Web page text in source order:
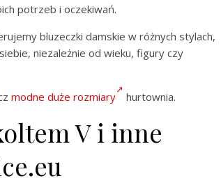
potrzeb i oczekiwań.
bluzeczki damskie w różnych stylach,
niezależnie od wieku, figury czy
modne duże rozmiary hurtownia.
V i inne